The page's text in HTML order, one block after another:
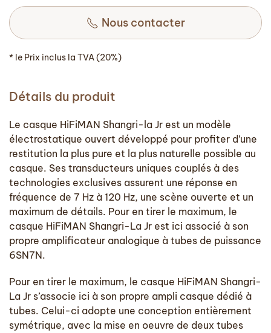
Nous contacter
* le Prix inclus la TVA (20%)
Détails du produit
Le casque HiFiMAN Shangri-la Jr est un modèle
électrostatique ouvert développé pour profiter d’une
restitution la plus pure et la plus naturelle possible au
casque. Ses transducteurs uniques couplés à des
technologies exclusives assurent une réponse en
fréquence de 7 Hz à 120 Hz, une scène ouverte et un
maximum de détails. Pour en tirer le maximum, le
casque HiFiMAN Shangri-La Jr est ici associé à son
propre amplificateur analogique à tubes de puissance
6SN7N.
Pour en tirer le maximum, le casque HiFiMAN Shangri-
La Jr s’associe ici à son propre ampli casque dédié à
tubes. Celui-ci adopte une conception entièrement
symétrique, avec la mise en oeuvre de deux tubes